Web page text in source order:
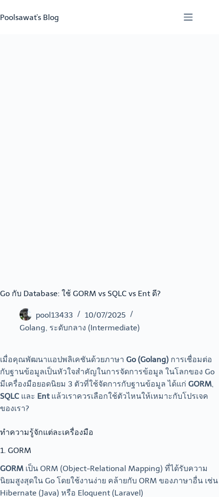
to
content
Poolsawat's Blog
Go กับ Database: ใช้ GORM vs SQLC vs Ent ดี?
pool13433
10/07/2025
Golang, ระดับกลาง (Intermediate)
เมื่อคุณพัฒนาแอปพลิเคชันด้วยภาษา Go (Golang) การเชื่อมต่อ
กับฐานข้อมูลเป็นหัวใจสำคัญในการจัดการข้อมูล ในโลกของ Go
มีเครื่องมือยอดนิยม 3 ตัวที่ใช้จัดการกับฐานข้อมูล ได้แก่ GORM,
SQLC และ Entแล้วเราควรเลือกใช้ตัวไหนให้เหมาะกับโปรเจค
ของเรา?
ทำความรู้จักแต่ละเครื่องมือ
1. GORM
GORM เป็น ORM (Object-Relational Mapping) ที่ได้รับความ
นิยมสูงสุดใน Go โดยใช้งานง่าย คล้ายกับ ORM ของภาษาอื่น เช่น
Hibernate (Java) หรือ Eloquent (Laravel)